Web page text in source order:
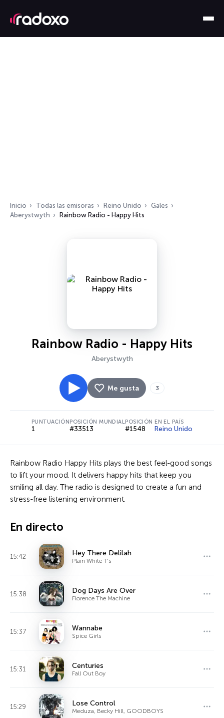
Inicio Todas las emisoras Reino Unido
Gales
Aberystwyth
Rainbow Radio - Happy Hits
Rainbow Radio - Happy Hits
Aberystwyth
Me gusta 3
PUNTUACIÓN
1
POSICIÓN MUNDIAL
#33513
POSICIÓN EN EL PAÍS
#1548 Reino Unido
Rainbow Radio Happy Hits plays the best feel-good songs
to lift your mood. It delivers happy hits that keep you
smiling all day. The radio is designed to create a fun and
stress-free listening environment.
En directo
15:42 Hey There Delilah
Plain White T's
15:38 Dog Days Are Over
Florence The Machine
15:37 Wannabe
Spice Girls
15:31 Centuries
Fall Out Boy
15:29 Lose Control
Meduza, Becky Hill, GOODBOYS